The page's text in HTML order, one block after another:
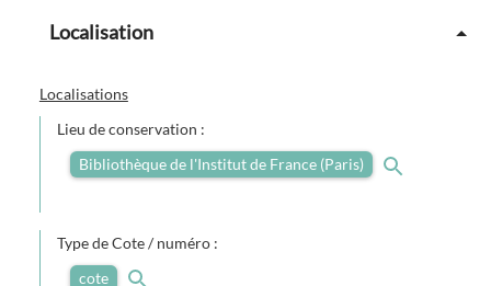
Localisation
Localisations
Lieu de conservation :
Bibliothèque de l'Institut de France (Paris)
Type de Cote / numéro :
cote